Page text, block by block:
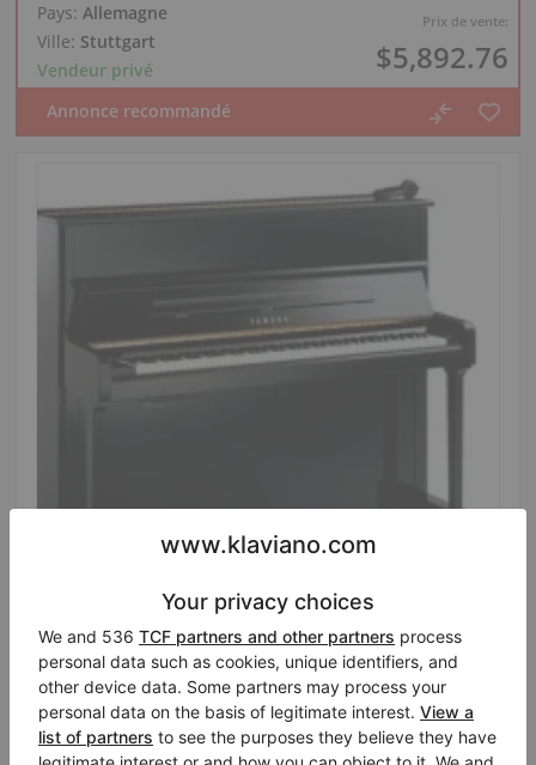
Prix de vente:
$5,892.76
Pays: Allemagne
Ville: Stuttgart
Vendeur privé
Hot
Neufs, Yamaha, P121 M
Hauteur:47″